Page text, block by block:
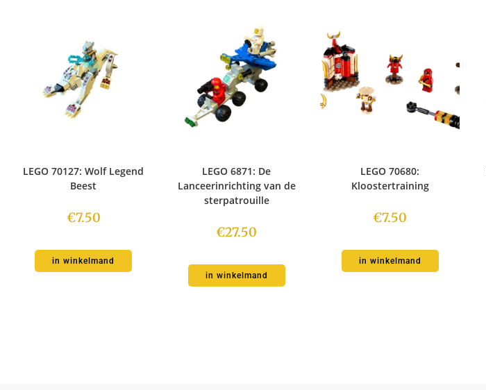
LEGO 70127: Wolf Legend
Beest
€7.50
in winkelmand
LEGO 6871: De
Lanceerinrichting van de
sterpatrouille
€27.50
in winkelmand
LEGO 70680:
Kloostertraining
€7.50
in winkelmand